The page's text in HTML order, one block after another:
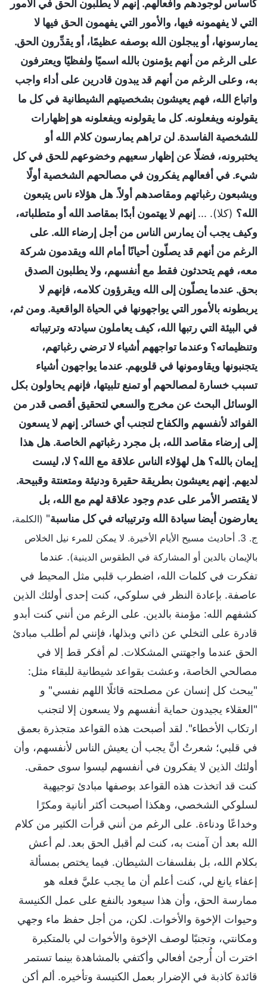
كأساس لوجودهم وأفعالهم. إنهم لا يطلبون الحق في الأمور
التي لا يفهمونه فيها، والأمور التي يفهمون الحق فيها لا
يمارسونها، أو يبجلون الله بوصفه عظيمًا، أو يقدِّرون الحق.
على الرغم من أنهم يؤمنون بالله اسميًا ولفظيًا ويعترفون
به، وعلى الرغم من أنهم قد يبدون قادرين على أداء واجب
واتباع الله، فهم يعيشون بشخصيتهم الشيطانية في كل ما
يقولونه ويفعلونه. كل ما يقولونه ويفعلونه هو إظهارات
للشخصية الفاسدة. لن تراهم يمارسون كلام الله أو
يختبرونه، فضلًا عن إظهار سعيهم وخضوعهم للحق في كل
شيء. في أفعالهم يفكرون في مصالحهم الشخصية أولًا
ويشبعون رغباتهم ومقاصدهم أولاً. هل هؤلاء ناس يتبعون
الله؟ (كلا). ... إنهم لا يهتمون أبدًا بمقاصد الله أو متطلباته،
وكيف يجب أن يمارس الناس من أجل إرضاء الله. على
الرغم من أنهم قد يصلّون أحيانًا أمام الله ويقدمون شركة
معه، فهم يتحدثون فقط مع أنفسهم، ولا يطلبون الصدق
بحق. عندما يصلّون إلى الله ويقرؤون كلامه، فإنهم لا
يربطونه بالأمور التي يواجهونها في الحياة الواقعية. ومن ثم،
في البيئة التي رتبها الله، كيف يعاملون سيادته وترتيباته
وتنظيماته؟ وعندما تواجههم أشياء لا ترضي رغباتهم،
يتجنبونها ويقاومونها في قلوبهم. عندما يواجهون أشياء
تسبب خسارة لمصالحهم أو تمنع تلبيتها، فإنهم يحاولون بكل
الوسائل البحث عن مخرج والسعي لتحقيق أقصى قدر من
الفوائد لأنفسهم والكفاح لتجنب أي خسائر. إنهم لا يسعون
إلى إرضاء مقاصد الله، بل مجرد رغباتهم الخاصة. هل هذا
إيمان بالله؟ هل لهؤلاء الناس علاقة مع الله؟ لا، ليست
لديهم. إنهم يعيشون بطريقة حقيرة ودنيئة ومتعنتة وقبيحة.
لا يقتصر الأمر على عدم وجود علاقة لهم مع الله، بل
يعارضون أيضا سيادة الله وترتيباته في كل مناسبة" (الكلمة،
ج. 3. أحاديث مسيح الأيام الأخيرة. لا يمكن للمرء نيل الخلاص
بالإيمان بالدين أو المشاركة في الطقوس الدينية). عندما
تفكرت في كلمات الله، اضطرب قلبي مثل المحيط في
عاصفة. بإعادة النظر في سلوكي، كنت إحدى أولئك الذين
كشفهم الله: مؤمنة بالدين. على الرغم من أنني كنت أبدو
قادرة على التخلي عن ذاتي وبذلها، فإنني لم أطلب مبادئ
الحق عندما واجهتني المشكلات. لم أفكر قط إلا في
مصالحي الخاصة، وعشت بقواعد شيطانية للبقاء مثل:
"يبحث كل إنسان عن مصلحته قائلًا اللهم نفسي" و
"العقلاء يجيدون حماية أنفسهم ولا يسعون إلا لتجنب
ارتكاب الأخطاء". لقد أصبحت هذه القواعد متجذرة بعمق
في قلبي؛ شعرتُ أنَّ يجب أن يعيش الناس لأنفسهم، وأن
أولئك الذين لا يفكرون في أنفسهم ليسوا سوى حمقى.
كنت قد اتخذت هذه القواعد بوصفها مبادئ توجيهية
لسلوكي الشخصي، وهكذا أصبحت أكثر أنانية ومكرًا
وخداعًا ودناءة. على الرغم من أنني قرأت الكثير من كلام
الله بعد أن آمنت به، كنت لم أقبل الحق بعد. لم أعش
بكلام الله، بل بفلسفات الشيطان. فيما يختص بمسألة
إعفاء يانغ لي، كنت أعلم أن ما يجب عليَّ فعله هو
ممارسة الحق، وأن هذا سيعود بالنفع على عمل الكنيسة
وحيوات الإخوة والأخوات. لكن، من أجل حفظ ماء وجهي
ومكانتي، وتجنبًا لوصف الإخوة والأخوات لي بالمتكبرة
اخترت أن أُرجئ أفعالي وأكتفي بالمشاهدة بينما تستمر
قائدة كاذبة في الإضرار بعمل الكنيسة وتأخيره. ألم أكن